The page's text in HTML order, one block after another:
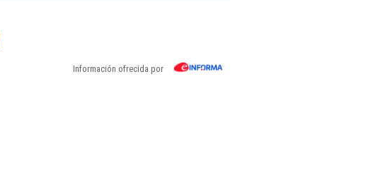
Información ofrecida por